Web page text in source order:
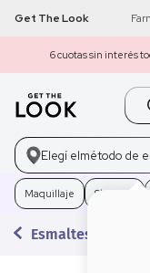
Get The Look
6 cuotas sin interés
Buscar
Elegí elmétodo de
Maquillaje Skincare
Esmaltes
1 get the look
2 máscara pestañas
loreal
4. brochas